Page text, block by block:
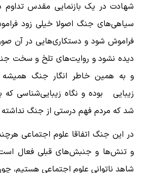
شهادت در یک بازنمایی مقدس تداوم
سیاهی‌های جنگ اصولا خیلی زود
فراموش شود و دستکاری‌هایی در آن
دیده نشود و روایت‌های تلخ و سخت
و به همین خاطر انگار جنگ
زیبایی بوده و نگاه زیبایی‌شناسی
شد که مردم فهم درستی از جنگ
در این جنگ اتفاقا علوم‌ اجتماعی
و تنش‌ها و جنبش‌های قبلی فعال
شاهد ناتوانی علوم ‌اجتماعی هستیم،